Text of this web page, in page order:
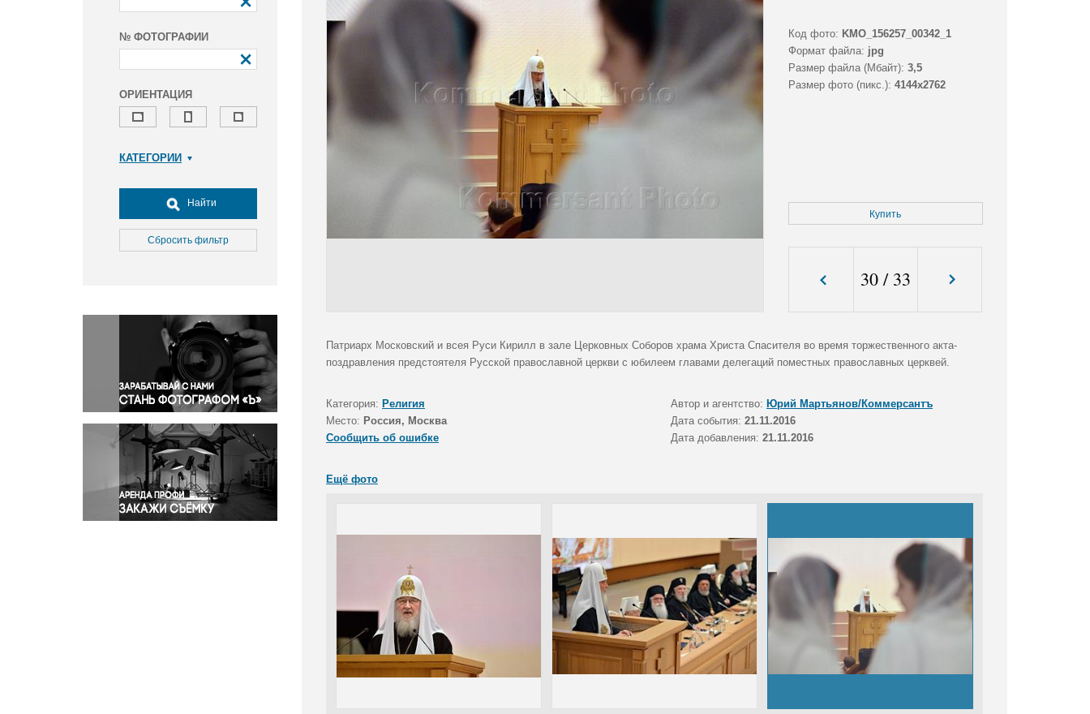
№ ФОТОГРАФИИ
ОРИЕНТАЦИЯ
КАТЕГОРИИ
Досуг, туризм и отдых
Культура
Медицина
Окружающая среда
Политика
Правосудие
Происшествия и конфликты
Религия
Светская жизнь
Спорт
Экология
Экономика и бизнес
Найти
Сбросить фильтр
Код фото: KMO_156257_00342_1
Формат файла: jpg
Размер файла (Мбайт): 3,5
Размер фото (пикс.): 4144x2762
Купить
30/ 33
Патриарх Московский и всея Руси Кирилл в зале Церковных Соборов храма Христа Спасителя во время торжественного акта-
поздравления предстоятеля Русской православной церкви с юбилеем главами делегаций поместных православных церквей.
Категория: Религия Автор и агентство: Юрий Мартьянов/Коммерсантъ
Место: Россия, Москва Дата события: 21.11.2016
Сообщить об ошибке
Дата добавления: 21.11.2016
Ещё фото